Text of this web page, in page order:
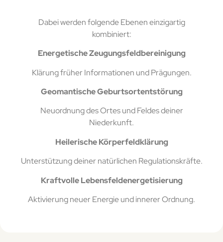
Dabei werden folgende Ebenen einzigartig
kombiniert:
Energetische Zeugungsfeldbereinigung
Klärung früher Informationen und Prägungen.
Geomantische Geburtsortentstörung
Neuordnung des Ortes und Feldes deiner
Niederkunft.
Heilerische Körperfeldklärung
Unterstützung deiner natürlichen Regulationskräfte.
Kraftvolle Lebensfeldenergetisierung
Aktivierung neuer Energie und innerer Ordnung.